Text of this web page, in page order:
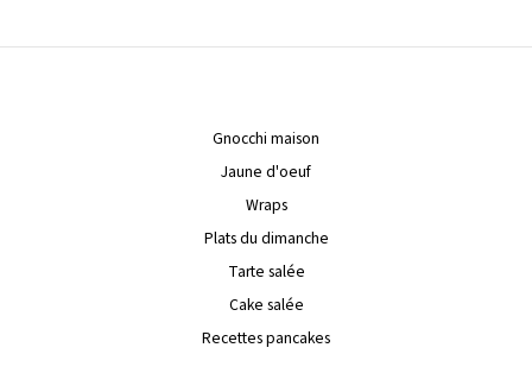
Gnocchi maison
Jaune d'oeuf
Wraps
Plats du dimanche
Tarte salée
Cake salée
Recettes pancakes